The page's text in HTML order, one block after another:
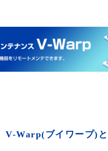
V-Warp(ブイワープ)と